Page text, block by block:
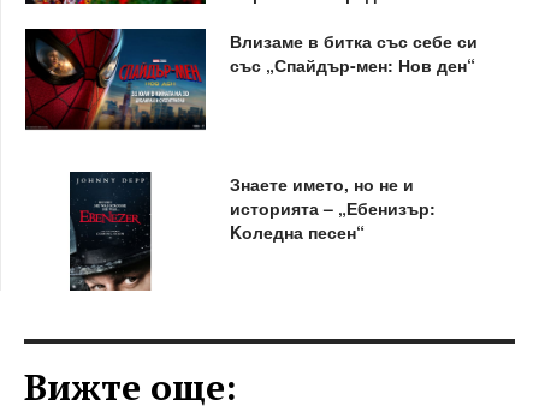
Влизаме в битка със себе си
със „Спайдър-мен: Нов ден“
Знаете името, но не и
историята – „Ебенизър:
Kоледна песен“
Вижте още: